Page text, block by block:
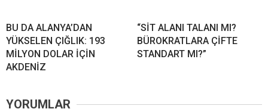
BU DA ALANYA’DAN
YÜKSELEN ÇIĞLIK: 193
MİLYON DOLAR İÇİN
AKDENİZ
“SİT ALANI TALANI MI?
BÜROKRATLARA ÇİFTE
STANDART MI?”
YORUMLAR